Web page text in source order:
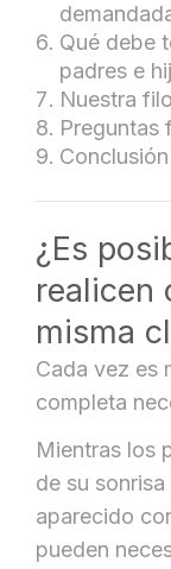
Qué debe
padres e
Nuestra
Preguntas
Conclusión
¿Es
realicen
misma
Cada vez es
completa
Mientras los
de su
aparecido
pueden